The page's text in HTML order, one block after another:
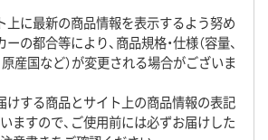
上に最新の商品情報を表示するよう努め
の都合等により、商品規格・仕様（容量、
原産国など）が変更される場合がございま
けする商品とサイト上の商品情報の表記
ますので、ご使用前には必ずお届けした